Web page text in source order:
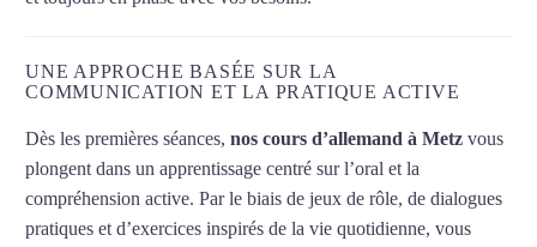
UNE APPROCHE BASÉE SUR LA
COMMUNICATION ET LA PRATIQUE ACTIVE
Dès les premières séances, nos cours d’allemand à Metz vous
plongent dans un apprentissage centré sur l’oral et la
compréhension active. Par le biais de jeux de rôle, de dialogues
pratiques et d’exercices inspirés de la vie quotidienne, vous